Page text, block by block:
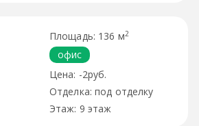
136 м2
офис
-2руб.
под отделку
9 этаж